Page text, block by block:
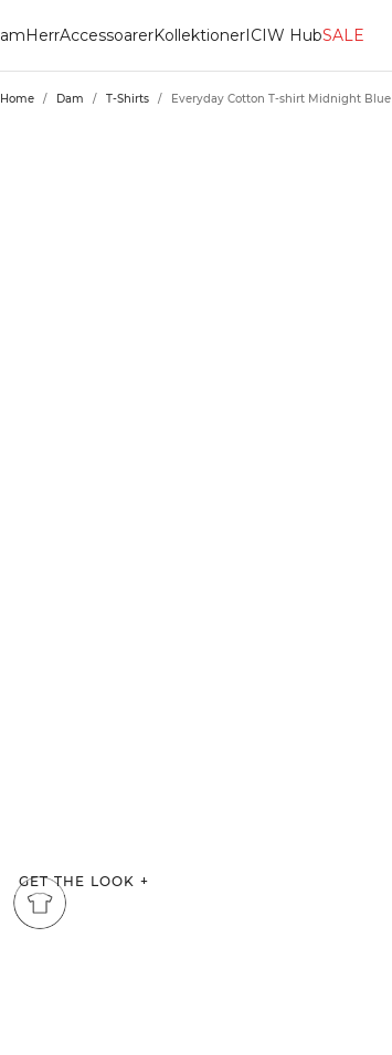
HerrAccessoarerKollektionerICIW HubSALE
Home / Dam / T-Shirts / Everyday Cotton T-shirt Midnight Blue
GET THE LOOK +